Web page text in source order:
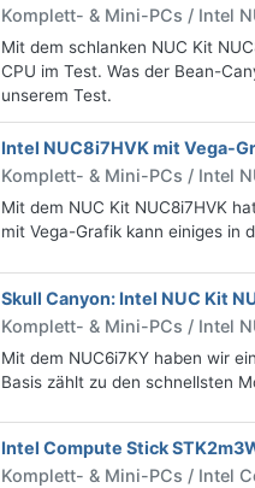
Komplett- & Mini-PCs / Intel
Mit dem schlanken NUC Kit
CPU im Test. Was der Bean-
unserem Test.
Intel NUC8i7HVK mit Vega-
Komplett- & Mini-PCs / Intel
Mit dem NUC Kit NUC8i7HVK
mit Vega-Grafik kann einiges in
Skull Canyon: Intel NUC Kit
Komplett- & Mini-PCs / Intel
Mit dem NUC6i7KY haben wir
Basis zählt zu den schnellsten
Intel Compute Stick
Komplett- & Mini-PCs / Intel